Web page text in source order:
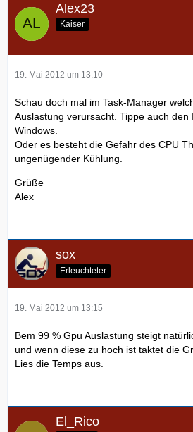
Alex23
Kaiser
19. Mai 2012 um 13:10
Schau doch mal im Task-Manager
Auslastung verursacht. Tippe auch den
Windows.
Oder es besteht die Gefahr des CPU
ungenügender Kühlung.
Grüße
Alex
sox
Erleuchteter
19. Mai 2012 um 13:15
Bem 99 % Gpu Auslastung steigt
und wenn diese zu hoch ist taktet die
Lies die Temps aus.
El_Rico